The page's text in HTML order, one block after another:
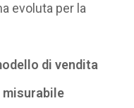
evoluta per la
di vendita